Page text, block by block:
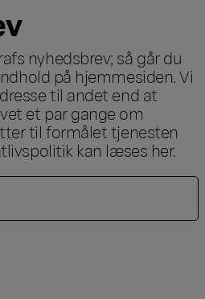
nyhedsbrev; så går du
på hjemmesiden. Vi
til andet end at
et par gange om
til formålet tjenesten
kan læses her.